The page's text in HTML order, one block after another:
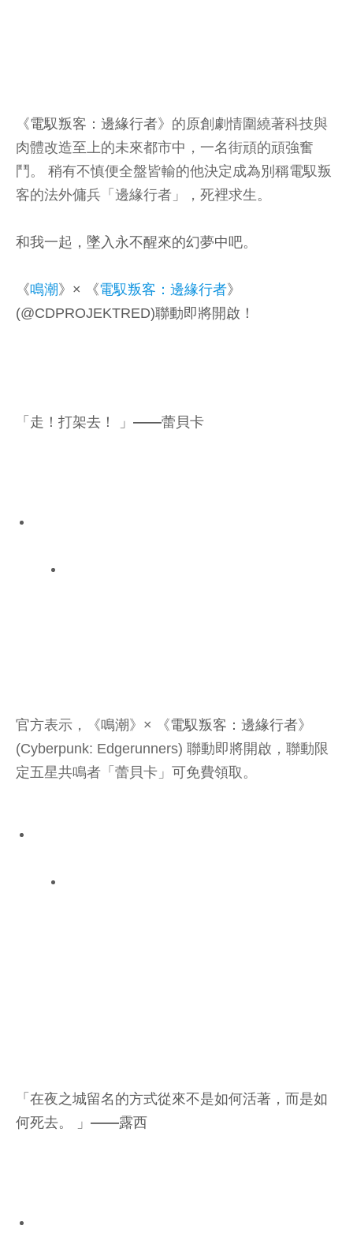
《電馭叛客：邊緣行者》的原創劇情圍繞著科技與
肉體改造至上的未來都市中，一名街頑的頑強奮
鬥。 稍有不慎便全盤皆輸的他決定成為別稱電馭叛
客的法外傭兵「邊緣行者」，死裡求生。
和我一起，墜入永不醒來的幻夢中吧。
《鳴潮》× 《電馭叛客：邊緣行者》
(@CDPROJEKTRED)聯動即將開啟！
「走！打架去！ 」——蕾貝卡
官方表示，《鳴潮》× 《電馭叛客：邊緣行者》
(Cyberpunk: Edgerunners) 聯動即將開啟，聯動限
定五星共鳴者「蕾貝卡」可免費領取。
「在夜之城留名的方式從來不是如何活著，而是如
何死去。 」——露西